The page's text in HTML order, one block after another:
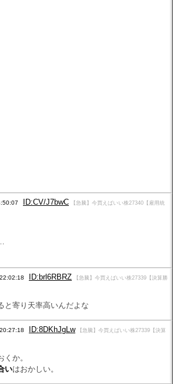
ID:CV/J7bwC
【急騰】今買えばいい株27340【雇用統
22:02:18 ID:brl6RBRZ
【急騰】今買えばいい株27339【決算勝
と寄り天率高いんだよな
20:27:18 ID:8DKhJgLw
【急騰】今買えばいい株27339【決算
か。
いはおかしい。